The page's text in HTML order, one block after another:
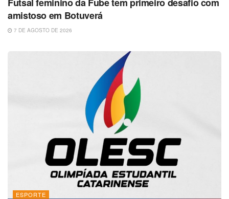
amistoso em Botuverá
7 DE AGOSTO DE 2026
ESPORTE